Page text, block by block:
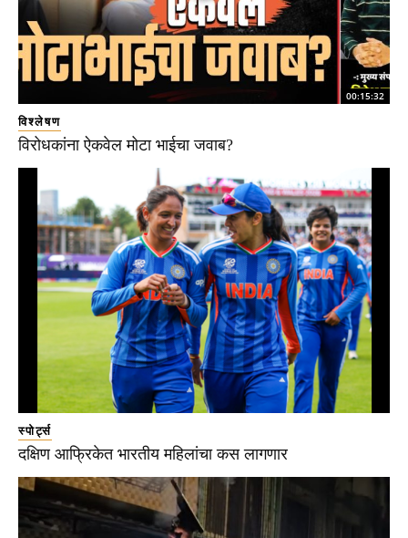
00:15:32
विश्लेषण
विरोधकांना ऐकवेल मोटा भाईचा जवाब?
स्पोर्ट्स
दक्षिण आफ्रिकेत भारतीय महिलांचा कस लागणार